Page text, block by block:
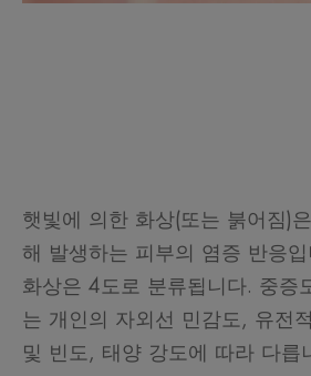
햇빛에 의한 화상(또는 붉어짐)
해 발생하는 피부의 염증 반응
화상은 4도로 분류됩니다. 중증
는 개인의 자외선 민감도, 유전
및 빈도, 태양 강도에 따라 다릅